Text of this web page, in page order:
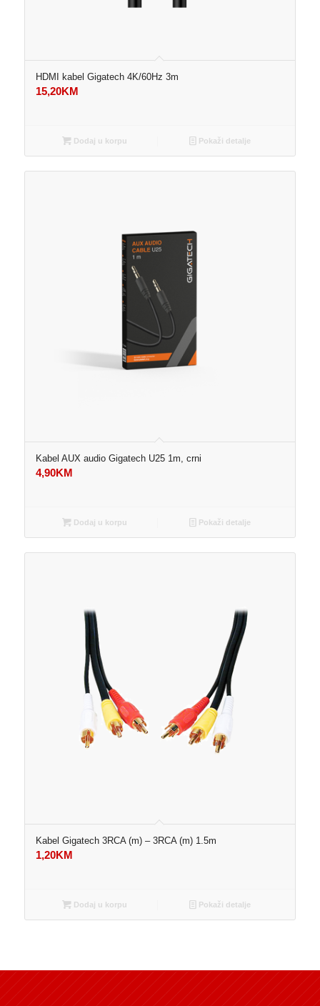
HDMI kabel Gigatech 4K/60Hz 3m
15,20KM
Dodaj u korpu Pokaži detalje
Kabel AUX audio Gigatech U25 1m, crni
4,90KM
Dodaj u korpu Pokaži detalje
Kabel Gigatech 3RCA (m) – 3RCA (m) 1.5m
1,20KM
Dodaj u korpu Pokaži detalje